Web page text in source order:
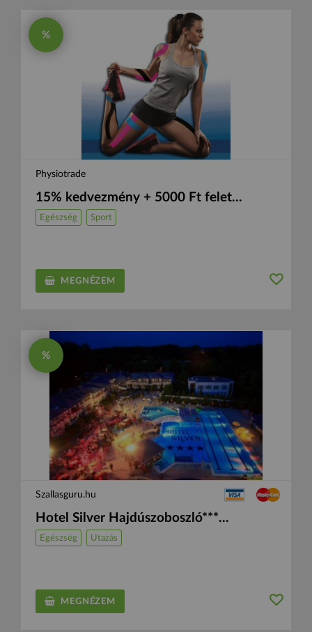
%
Physiotrade
15% kedvezmény + 5000 Ft felet...
Egészség Sport
MEGNÉZEM
%
Szallasguru.hu
Hotel Silver Hajdúszoboszló***...
Egészség Utazás
MEGNÉZEM